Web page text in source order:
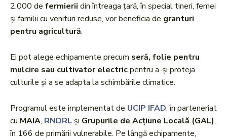
2.000 de fermierii din întreaga țară, în special tineri, femei
și familii cu venituri reduse, vor beneficia de granturi
pentru agricultură.
Ei pot alege echipamente precum seră, folie pentru
mulcire sau cultivator electricpentru a-și proteja
culturile și a se adapta la schimbările climatice.
Programul este implementat de UCIP IFAD,în parteneriat
cu MAIA, RNDRL și Grupurile de Acțiune Locală (GAL),
în 166 de primării vulnerabile. Pe lângă echipamente,